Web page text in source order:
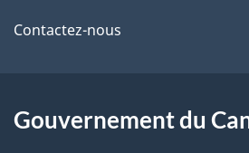
s
e
ce
Contactez-nous
Gouvernement du